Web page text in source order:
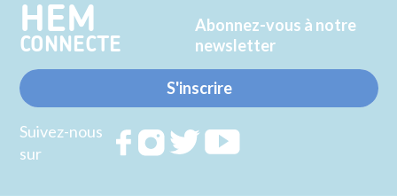
HEM
CONNECTE
Abonnez-vous à notre
newsletter
S'inscrire
Suivez-nous
sur
RejoignezRejoignezRejoignez